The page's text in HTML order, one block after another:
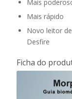
Mais
Mais rápido
Novo leitor
Desfire
Ficha do